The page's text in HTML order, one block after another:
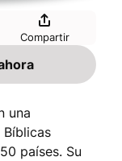
Compartir
una
países. Su